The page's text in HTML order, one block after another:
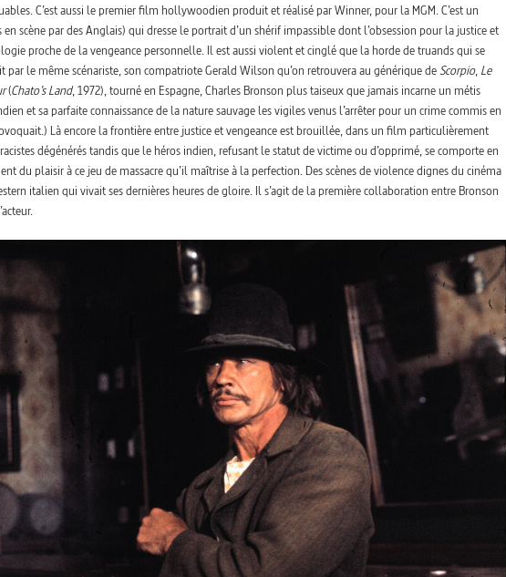
C’est aussi le premier film hollywoodien produit et réalisé par Winner, pour la MGM. C’est un
scène par des Anglais) qui dresse le portrait d’un shérif impassible dont l’obsession pour la justice et
proche de la vengeance personnelle. Il est aussi violent et cinglé que la horde de truands qui se
par le même scénariste, son compatriote Gerald Wilson qu’on retrouvera au générique deScorpio, Le
(Chato’s Land, 1972), tourné en Espagne, Charles Bronson plus taiseux que jamais incarne un métis
et sa parfaite connaissance de la nature sauvage les vigiles venus l’arrêter pour un crime commis en
Là encore la frontière entre justice et vengeance est brouillée, dans un film particulièrement
dégénérés tandis que le héros indien, refusant le statut de victime ou d’opprimé, se comporte en
du plaisir à ce jeu de massacre qu’il maîtrise à la perfection. Des scènes de violence dignes du cinéma
italien qui vivait ses dernières heures de gloire. Il s’agit de la première collaboration entre Bronson